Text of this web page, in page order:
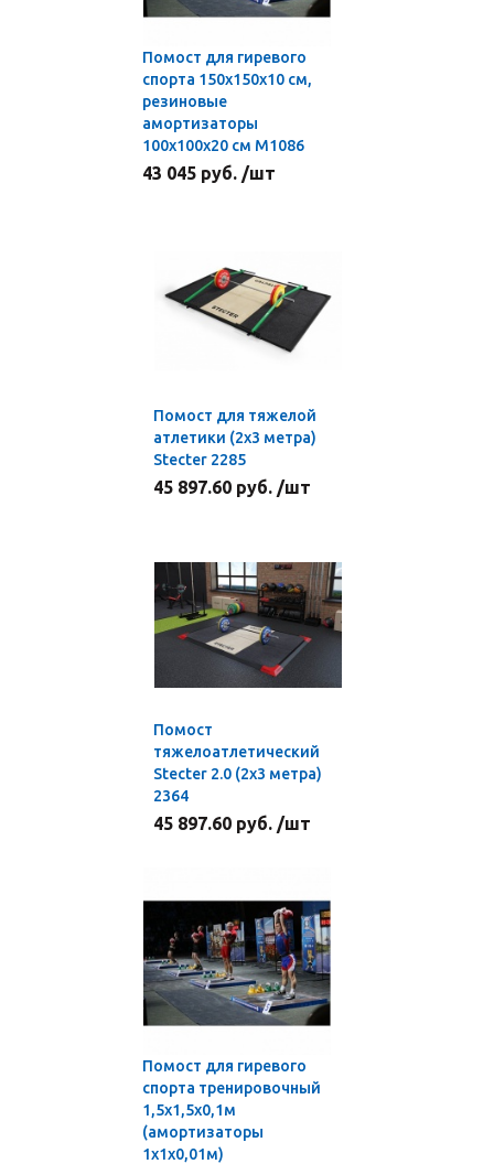
Помост для гиревого
спорта 150x150x10 см,
резиновые
амортизаторы
100x100x20 см М1086
43 045 руб. /шт
Помост для тяжелой
атлетики (2х3 метра)
Stecter 2285
45 897.60 руб. /шт
Помост
тяжелоатлетический
Stecter 2.0 (2х3 метра)
2364
45 897.60 руб. /шт
Помост для гиревого
спорта тренировочный
1,5х1,5х0,1м
(амортизаторы
1х1х0,01м)